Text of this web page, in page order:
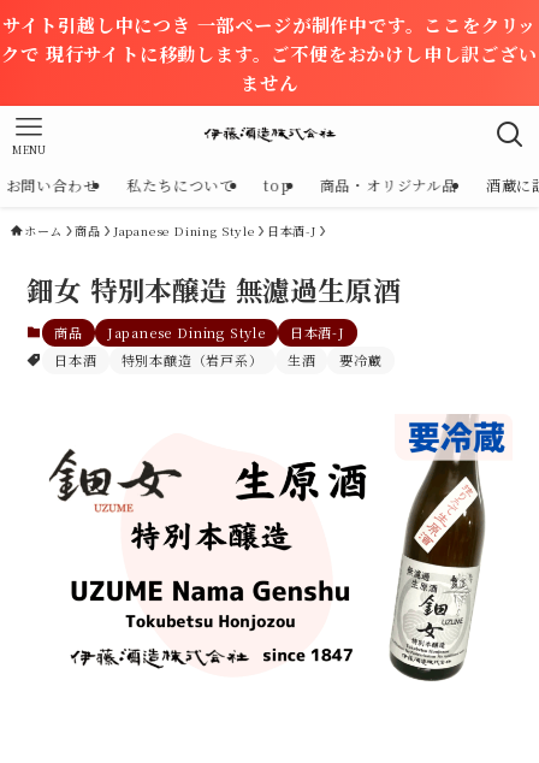
サイト引越し中につき 一部ページが制作中です。ここをクリッ
クで 現行サイトに移動します。ご不便をおかけし申し訳ござい
ません
MENU
お問い合わせ 私たちについて top 商品・オリジナル品 酒蔵に
ホーム 商品 Japanese Dining Style 日本酒-J
鈿女 特別本醸造 無濾過生原酒
商品 Japanese Dining Style
日本酒-J
日本酒
特別本醸造（岩戸系） 生酒 要冷蔵